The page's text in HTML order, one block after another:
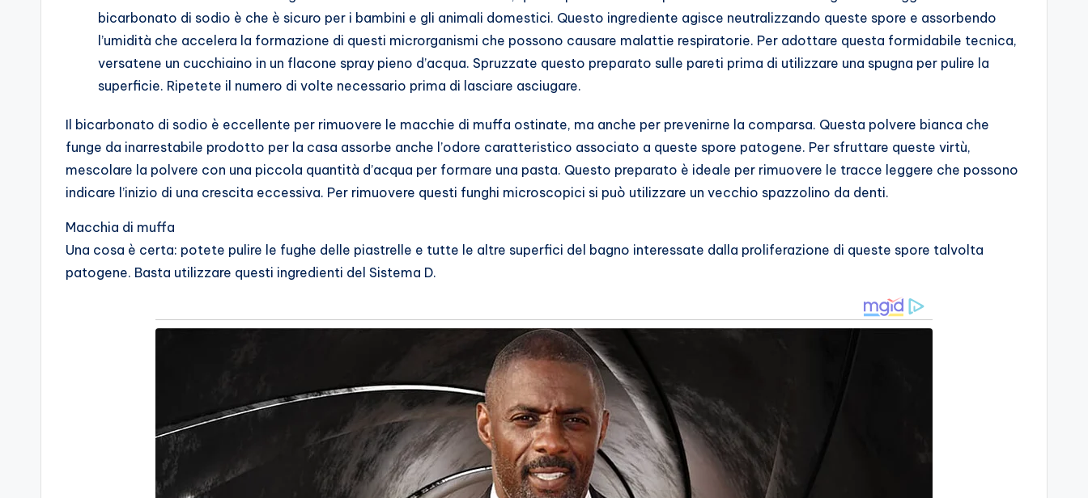
bicarbonato di sodio è che è sicuro per i bambini e gli animali domestici. Questo ingrediente agisce neutralizzando queste spore e assorbendo
l’umidità che accelera la formazione di questi microrganismi che possono causare malattie respiratorie. Per adottare questa formidabile tecnica,
versatene un cucchiaino in un flacone spray pieno d’acqua. Spruzzate questo preparato sulle pareti prima di utilizzare una spugna per pulire la
superficie. Ripetete il numero di volte necessario prima di lasciare asciugare.
Il bicarbonato di sodio è eccellente per rimuovere le macchie di muffa ostinate, ma anche per prevenirne la comparsa. Questa polvere bianca che
funge da inarrestabile prodotto per la casa assorbe anche l’odore caratteristico associato a queste spore patogene. Per sfruttare queste virtù,
mescolare la polvere con una piccola quantità d’acqua per formare una pasta. Questo preparato è ideale per rimuovere le tracce leggere che possono
indicare l’inizio di una crescita eccessiva. Per rimuovere questi funghi microscopici si può utilizzare un vecchio spazzolino da denti.
Macchia di muffa
Una cosa è certa: potete pulire le fughe delle piastrelle e tutte le altre superfici del bagno interessate dalla proliferazione di queste spore talvolta
patogene. Basta utilizzare questi ingredienti del Sistema D.